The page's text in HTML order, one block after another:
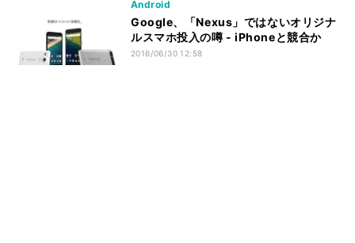
Android
Google、「Nexus」ではないオリジナ
ルスマホ投入の噂 - iPhoneと競合か
2016/06/30 12:58